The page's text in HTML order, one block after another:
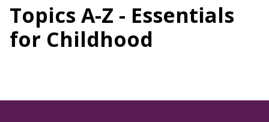
Topics A-Z - Essentials
for Childhood